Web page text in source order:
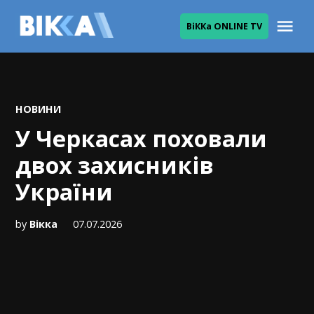
ВіККа ONLINE TV
POSTED
НОВИНИ
У Черкасах поховали
двох захисників
України
by Вікка 07.07.2026